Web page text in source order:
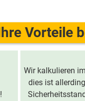
Vorteile
Wir kalkulieren
dies ist